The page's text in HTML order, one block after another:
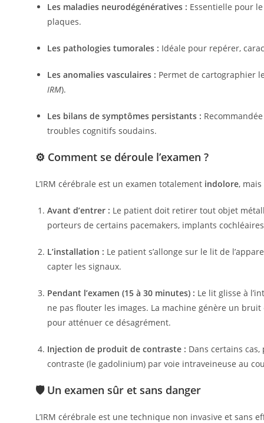
Les maladies neurodégénératives : Essentielle pour
plaques.
Les pathologies tumorales : Idéale pour repérer,
Les anomalies vasculaires : Permet de cartographier
IRM).
Les bilans de symptômes persistants :
troubles cognitifs soudains.
⚙️ Comment se déroule l’examen ?
L’IRM cérébrale est un examen totalement indolore,
Avant d’entrer : Le patient doit retirer tout objet
porteurs de certains pacemakers, implants
L’installation : Le patient s’allonge sur le lit de
capter les signaux.
Pendant l’examen (15 à 30 minutes) : Le lit glisse à
ne pas flouter les images. La machine génère un
pour atténuer ce désagrément.
Injection de produit de contraste : Dans certains
contraste (le gadolinium) par voie intraveineuse au
🛡️ Un examen sûr et sans danger
L’IRM cérébrale est une technique non invasive et sans